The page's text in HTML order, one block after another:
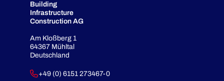
Building
Infrastructure
Construction AG
Am Kloßberg 1
64367 Mühltal
Deutschland
+49 (0) 6151 273467-0